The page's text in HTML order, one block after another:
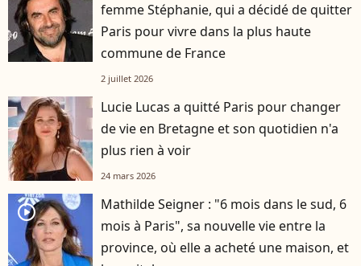
femme Stéphanie, qui a décidé de quitter
Paris pour vivre dans la plus haute
commune de France
2 juillet 2026
Lucie Lucas a quitté Paris pour changer
de vie en Bretagne et son quotidien n'a
plus rien à voir
24 mars 2026
player2
Mathilde Seigner : "6 mois dans le sud, 6
mois à Paris", sa nouvelle vie entre la
province, où elle a acheté une maison, et